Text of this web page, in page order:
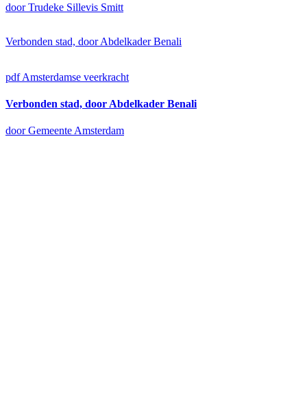
door Trudeke Sillevis Smitt
Verbonden stad, door Abdelkader Benali
pdf Amsterdamse veerkracht
Verbonden stad, door Abdelkader Benali
door Gemeente Amsterdam